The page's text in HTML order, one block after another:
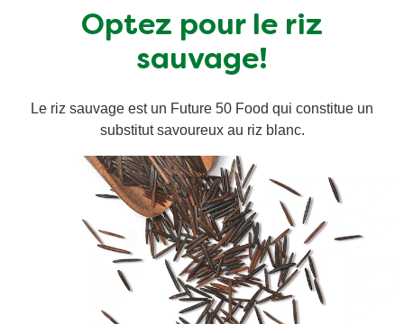
Les pâtes
Pâtes aux légumes
Rapide et facile
Végétarien
Pâtes aux légumes
Aides culinaires
Wraps aux légumes
Rappel sauce
La meilleure bolognaise de Belgique '24
Optez pour le riz
sauvage!
Le riz sauvage est un Future 50 Food qui constitue un
substitut savoureux au riz blanc.